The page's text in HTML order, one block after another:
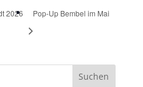
2026 Pop-Up Bembel im Mai